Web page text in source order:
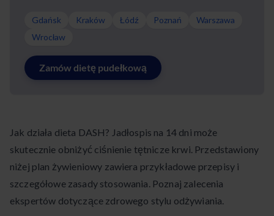
Gdańsk Kraków Łódź Poznań
Warszawa
Wrocław
Zamów dietę pudełkową
Jak działa dieta DASH? Jadłospis na 14 dni może
skutecznie obniżyć ciśnienie tętnicze krwi. Przedstawiony
niżej plan żywieniowy zawiera przykładowe przepisy i
szczegółowe zasady stosowania. Poznaj zalecenia
ekspertów dotyczące zdrowego stylu odżywiania.